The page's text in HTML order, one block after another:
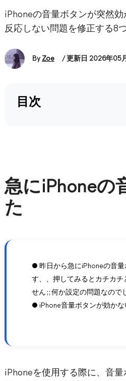
iPhoneの音量ボタンが突然
反応しない問題を修正する8
By Zoe / 更新日 2026年05
目次
急にiPhoneの
た
● 昨日から急にiPhoneの音
す、、押してみるとカチカ
せん ; ; 何か設定の問題なの
● iPhone音量ボタンが効か
iPhoneを使用する際に、音